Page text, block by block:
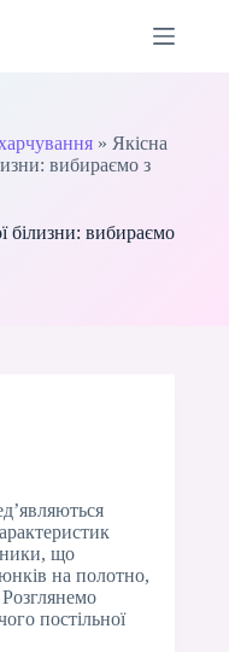
» Якісна
вибираємо з
білизни: вибираємо
що
на полотно,
постільної